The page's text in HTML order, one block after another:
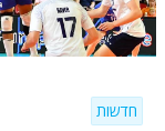
חדשות